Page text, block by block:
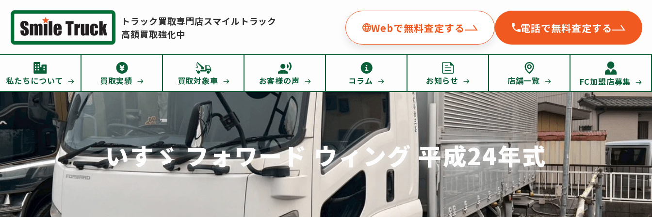
トラック買取専門店スマイルトラック
高額買取強化中
Webで無料査定する 電話で無料査定する
私たちについて 買取実績 買取対象車 お客様の声 コラム お知らせ 店舗一覧 FC加盟店募集
いすゞ フォワード ウィング 平成24年式